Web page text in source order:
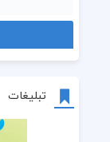
تبلیغات